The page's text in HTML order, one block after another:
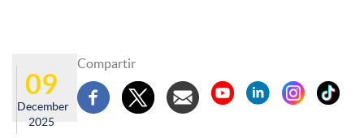
09
December
2025
Compartir